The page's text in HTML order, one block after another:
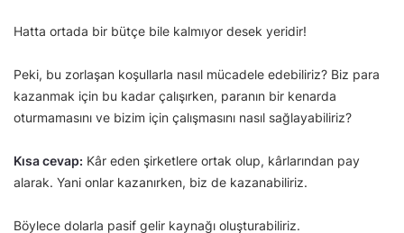
Hatta ortada bir bütçe bile kalmıyor desek yeridir!
Peki, bu zorlaşan koşullarla nasıl mücadele edebiliriz? Biz para
kazanmak için bu kadar çalışırken, paranın bir kenarda
oturmamasını ve bizim için çalışmasını nasıl sağlayabiliriz?
Kısa cevap: Kâr eden şirketlere ortak olup, kârlarından pay
alarak. Yani onlar kazanırken, biz de kazanabiliriz.
Böylece dolarla pasif gelir kaynağı oluşturabiliriz.